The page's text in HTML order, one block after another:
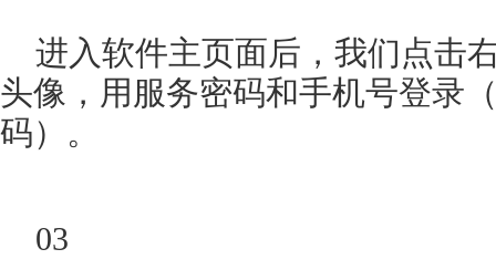
进入软件主页面后，我们点击
头像，用服务密码和手机号登录
码）。
03